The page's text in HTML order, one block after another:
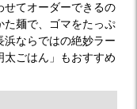
せてオーダーできるの
た麺で、ゴマをたっぷ
浜ならではの絶妙ラー
太ごはん」もおすすめ